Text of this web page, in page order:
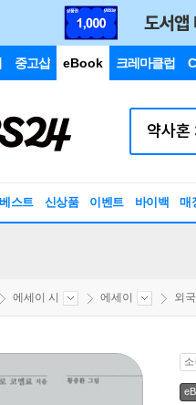
중고샵 eBook 크레마클럽
베스트 신상품 이벤트 바이백 매
에세이 시 에세이 외